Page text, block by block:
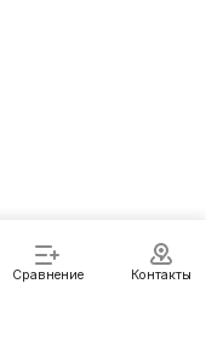
Сравнение Контакты